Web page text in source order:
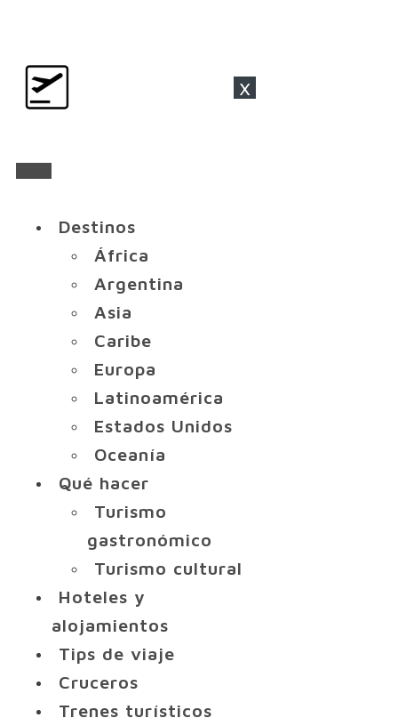
x
Destinos
África
Argentina
Asia
Caribe
Europa
Latinoamérica
Estados Unidos
Oceanía
Qué hacer
Turismo
gastronómico
Turismo cultural
Hoteles y
alojamientos
Tips de viaje
Cruceros
Trenes turísticos